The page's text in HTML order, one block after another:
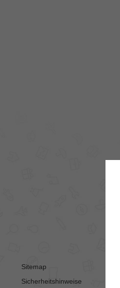
Sitemap
Sicherheitshinweise